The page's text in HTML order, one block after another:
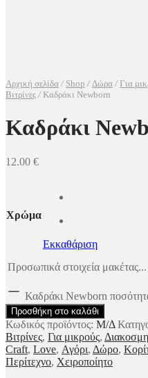
Αρχική σελίδα / Shop / Δώρα / Για
Βιτρίνες /Καδράκι Newborn
Καδράκι
12.00 €
Χρώμα
Εκκαθάριση
Προσωπικά στοιχεία μακέτας...
Καδράκι Newborn
Προσθήκη στο καλάθι
Κωδικός προϊόντος: Μ/Δ
Βιτρίνες, Για μικρούς,
Craft, Love, Αγόρι, Δώρο,
Περίτεχνο, Χειροποίητο